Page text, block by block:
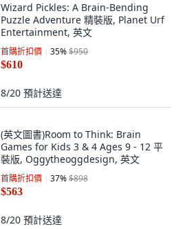
Wizard Pickles: A Brain-Bending
Puzzle Adventure 精裝版, Planet Urf
Entertainment, 英文
首購折扣價 35%$950
$610
8/20 預計送達
(英文圖書)Room to Think: Brain
Games for Kids 3 & 4 Ages 9 - 12 平
裝版, Oggytheoggdesign, 英文
首購折扣價 37%$898
$563
8/20 預計送達